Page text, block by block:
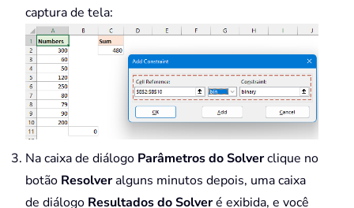
captura de tela:
Na caixa de diálogo Parâmetros do Solverclique no
botão Resolveralguns minutos depois, uma caixa
de diálogo Resultados do Solveré exibida, e você